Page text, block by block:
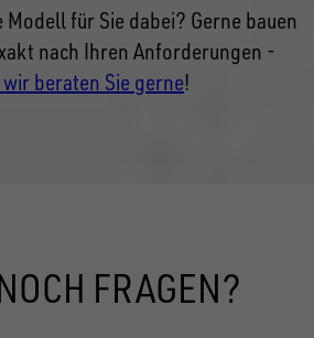
Modell für Sie dabei? Gerne bauen
nach Ihren Anforderungen -
beraten Sie gerne!
FRAGEN?